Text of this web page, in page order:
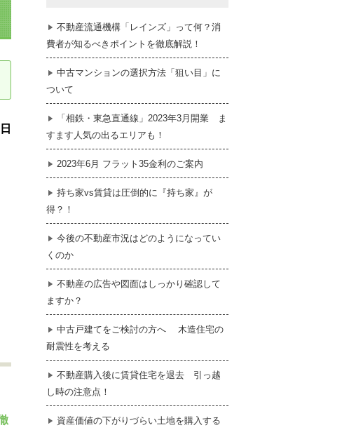
任意売却
売買契約のご締結
豊かな暮らし はじめての物件探し
不動産流通機構「レインズ」って何？消
費者が知るべきポイントを徹底解説！
中古マンションの選択方法「狙い目」に
ついて
「相鉄・東急直通線」2023年3月開業 ま
すます人気の出るエリアも！
2023年6月 フラット35金利のご案内
持ち家vs賃貸は圧倒的に『持ち家』が
得？！
今後の不動産市況はどのようになってい
くのか
不動産の広告や図面はしっかり確認して
ますか？
中古戸建てをご検討の方へ 木造住宅の
耐震性を考える
不動産購入後に賃貸住宅を退去 引っ越
し時の注意点！
資産価値の下がりづらい土地を購入する